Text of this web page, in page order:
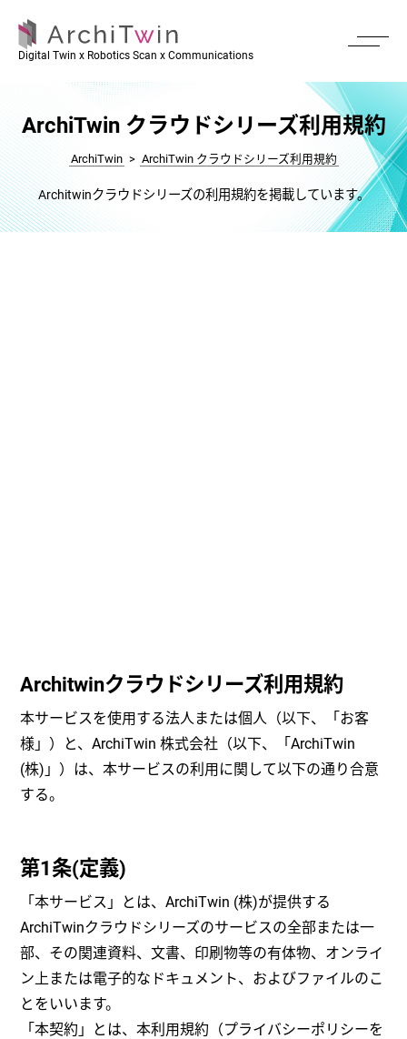
Digital Twin x Robotics Scan x Communications
ArchiTwin クラウドシリーズ利用規約
ArchiTwin > ArchiTwin クラウドシリーズ利用規約
Architwinクラウドシリーズの利用規約を掲載しています。
Architwinクラウドシリーズ利用規約
本サービスを使用する法人または個人（以下、「お客
様」）と、ArchiTwin 株式会社（以下、「ArchiTwin
(株)」）は、本サービスの利用に関して以下の通り合意
する。
第1条(定義)
「本サービス」とは、ArchiTwin (株)が提供する
ArchiTwinクラウドシリーズのサービスの全部または一
部、その関連資料、文書、印刷物等の有体物、オンライ
ン上または電子的なドキュメント、およびファイルのこ
とをいいます。
「本契約」とは、本利用規約（プライバシーポリシーを